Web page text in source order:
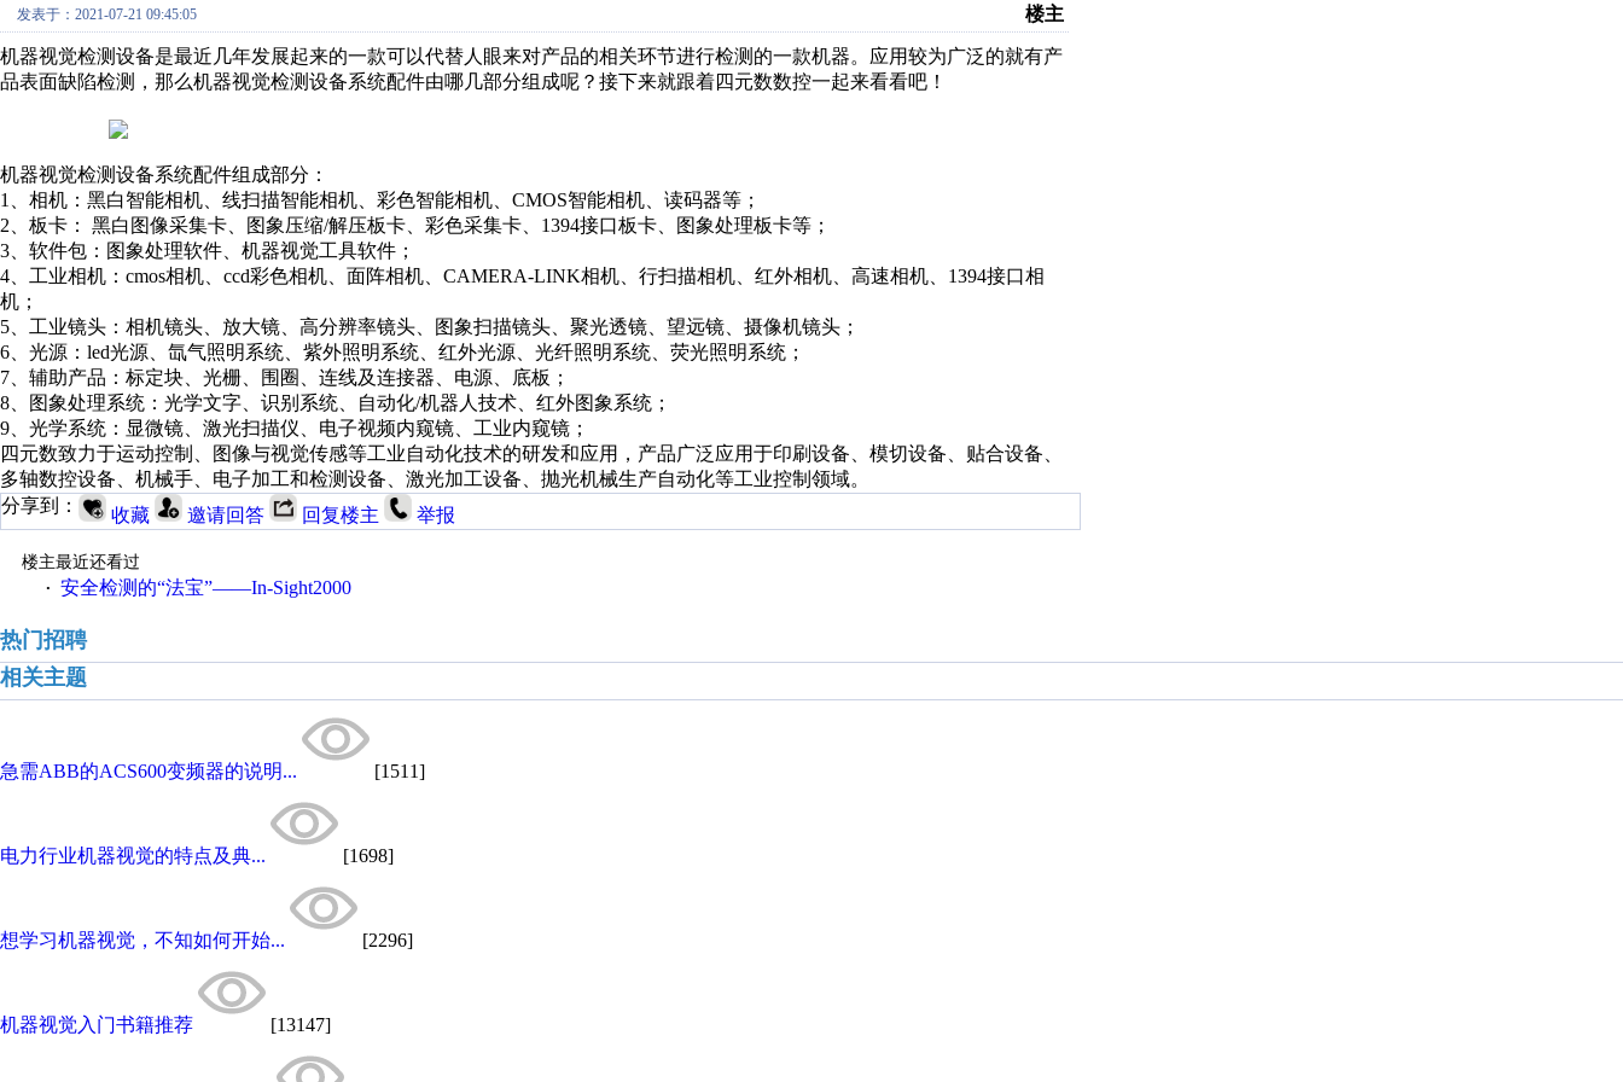
发表于：2021-07-21 09:45:05 楼主
机器视觉检测设备是最近几年发展起来的一款可以代替人眼来对产品的相关环节进行检测的一款机器。应用较为广泛的就有产
品表面缺陷检测，那么机器视觉检测设备系统配件由哪几部分组成呢？接下来就跟着四元数数控一起来看看吧！
机器视觉检测设备系统配件组成部分：
1、相机：黑白智能相机、线扫描智能相机、彩色智能相机、CMOS智能相机、读码器等；
2、板卡： 黑白图像采集卡、图象压缩/解压板卡、彩色采集卡、1394接口板卡、图象处理板卡等；
3、软件包：图象处理软件、机器视觉工具软件；
4、工业相机：cmos相机、ccd彩色相机、面阵相机、CAMERA-LINK相机、行扫描相机、红外相机、高速相机、1394接口相
机；
5、工业镜头：相机镜头、放大镜、高分辨率镜头、图象扫描镜头、聚光透镜、望远镜、摄像机镜头；
6、光源：led光源、氙气照明系统、紫外照明系统、红外光源、光纤照明系统、荧光照明系统；
7、辅助产品：标定块、光栅、围圈、连线及连接器、电源、底板；
8、图象处理系统：光学文字、识别系统、自动化/机器人技术、红外图象系统；
9、光学系统：显微镜、激光扫描仪、电子视频内窥镜、工业内窥镜；
四元数致力于运动控制、图像与视觉传感等工业自动化技术的研发和应用，产品广泛应用于印刷设备、模切设备、贴合设备、
多轴数控设备、机械手、电子加工和检测设备、激光加工设备、抛光机械生产自动化等工业控制领域。
分享到：
收藏 邀请回答 回复楼主 举报
楼主最近还看过
· 安全检测的“法宝”——In-Sight2000
热门招聘
相关主题
急需ABB的ACS600变频器的说明... [1511]
电力行业机器视觉的特点及典... [1698]
想学习机器视觉，不知如何开始... [2296]
机器视觉入门书籍推荐 [13147]